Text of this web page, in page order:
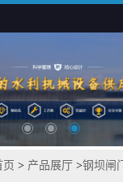
页 > 产品展厅 >钢坝闸门